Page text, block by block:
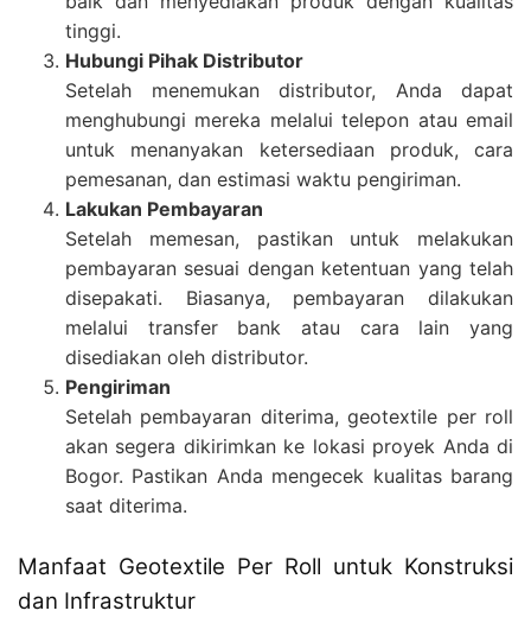
tinggi.
Hubungi Pihak Distributor
Setelah menemukan distributor, Anda dapat
menghubungi mereka melalui telepon atau email
untuk menanyakan ketersediaan produk, cara
pemesanan, dan estimasi waktu pengiriman.
Lakukan Pembayaran
Setelah memesan, pastikan untuk melakukan
pembayaran sesuai dengan ketentuan yang telah
disepakati. Biasanya, pembayaran dilakukan
melalui transfer bank atau cara lain yang
disediakan oleh distributor.
Pengiriman
Setelah pembayaran diterima, geotextile per roll
akan segera dikirimkan ke lokasi proyek Anda di
Bogor. Pastikan Anda mengecek kualitas barang
saat diterima.
Manfaat Geotextile Per Roll untuk Konstruksi
dan Infrastruktur